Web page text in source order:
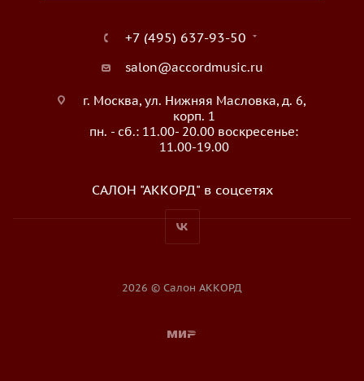
+7 (495) 637-93-50
salon@accordmusic.ru
г. Москва, ул. Нижняя Масловка, д. 6,
корп. 1
пн. - сб.: 11.00- 20.00 воскресенье:
11.00-19.00
САЛОН "АККОРД" в соцсетях
2026 © Салон АККОРД